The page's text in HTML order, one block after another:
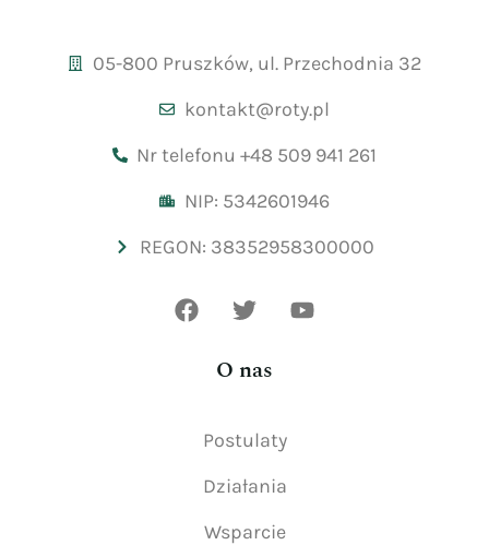
05-800 Pruszków, ul. Przechodnia 32
kontakt@roty.pl
Nr telefonu +48 509 941 261
NIP: 5342601946
REGON: 38352958300000
O nas
Postulaty
Działania
Wsparcie